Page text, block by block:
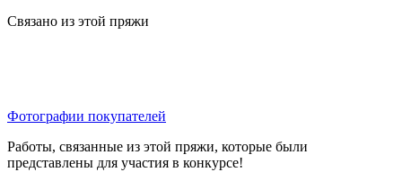
Связано из этой пряжи
Фотографии покупателей
Работы, связанные из этой пряжи, которые были
представлены для участия в конкурсе!